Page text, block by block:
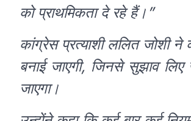
को प्राथमिकता दे रहे हैं।”
कांग्रेस प्रत्याशी ललित जोशी ने
बनाई जाएगी, जिनसे सुझाव
जाएगा।